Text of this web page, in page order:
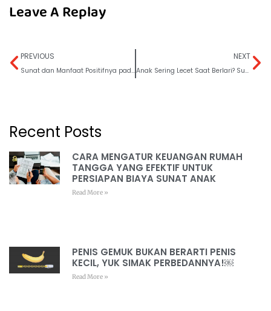
Leave A Replay
PREVIOUS
Sunat dan Manfaat Positifnya pada Prestasi Anak di Sekolah
NEXT
Anak Sering Lecet Saat Berlari? Sunat Bisa Mencegahnya!
Recent Posts
CARA MENGATUR KEUANGAN RUMAH
TANGGA YANG EFEKTIF UNTUK
PERSIAPAN BIAYA SUNAT ANAK
Read More »
PENIS GEMUK BUKAN BERARTI PENIS
KECIL, YUK SIMAK PERBEDANNYA!￼
Read More »